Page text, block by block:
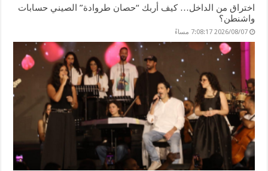
اختراق من الداخل… كيف أربك “حصان طروادة” الصيني حسابات
واشنطن؟
2026/08/07 7:08:17 مساءً